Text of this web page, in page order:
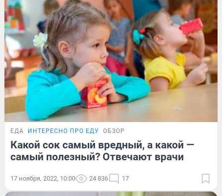
ЕДА ИНТЕРЕСНО ПРО ЕДУ ОБЗОР
Какой сок самый вредный, а какой —
самый полезный? Отвечают врачи
17 ноября, 2022, 10:00 24 836 17